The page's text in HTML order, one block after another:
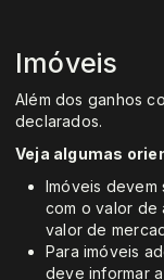
Imóveis
Além dos ganhos
declarados.
Veja algumas
Imóveis devem
com o valor de
valor de
Para imóveis
deve informar